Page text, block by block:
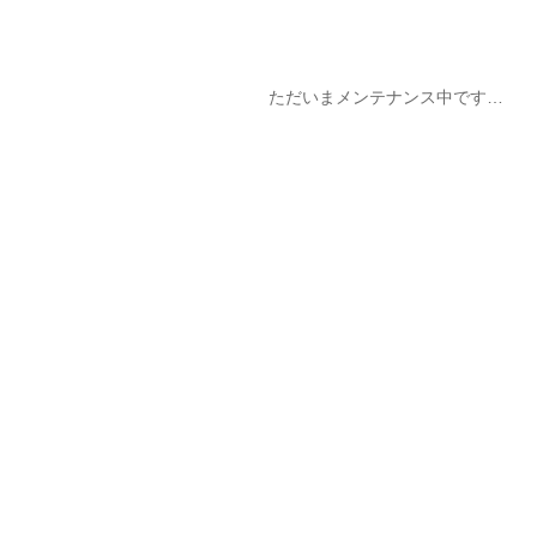
ただいまメンテナンス中です…